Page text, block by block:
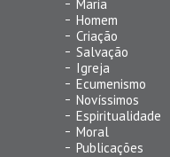
Maria
Homem
Criação
Salvação
Igreja
Ecumenismo
Novíssimos
Espiritualidade
Moral
Publicações